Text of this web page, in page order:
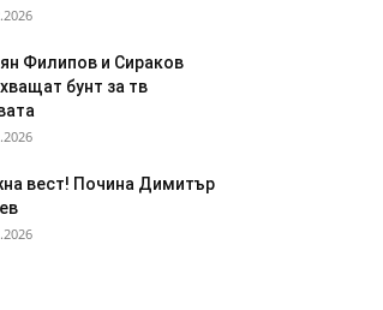
Филипов и Сираков
бунт за тв
вест! Почина Димитър